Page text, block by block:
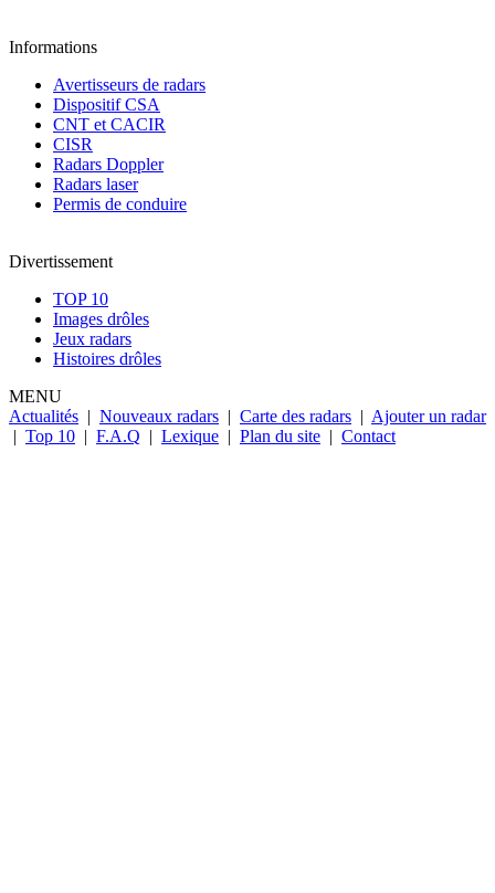
Informations
Avertisseurs de radars
Dispositif CSA
CNT et CACIR
CISR
Radars Doppler
Radars laser
Permis de conduire
Divertissement
TOP 10
Images drôles
Jeux radars
Histoires drôles
MENU
Actualités | Nouveaux radars | Carte des radars | Ajouter un radar
| Top 10 | F.A.Q | Lexique | Plan du site | Contact